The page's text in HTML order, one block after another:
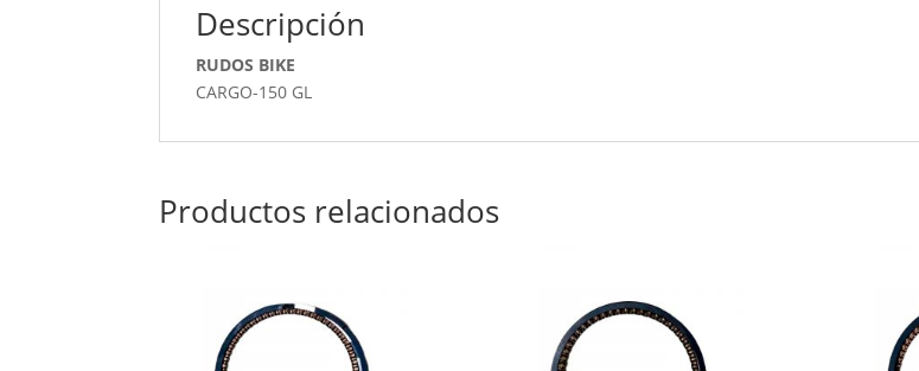
Descripción
RUDOS BIKE
CARGO-150 GL
Productos relacionados